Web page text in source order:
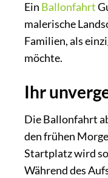
Ein Ballonfahrt
malerische
Familien, als
möchte.
Ihr
Die Ballonfahrt
den frühen
Startplatz wird
Während des